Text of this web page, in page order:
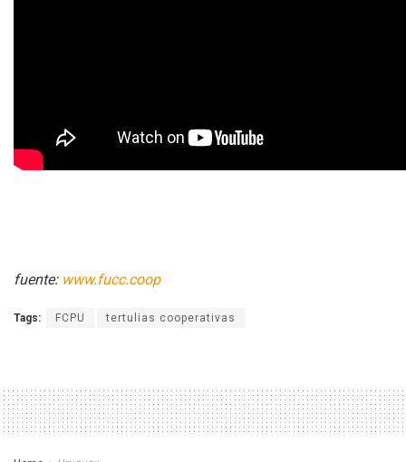
fuente: www.fucc.coop
Tags: FCPU tertulias cooperativas